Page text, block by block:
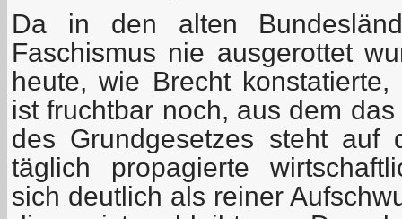
Da in den alten
Faschismus nie ausgerottet
heute, wie Brecht
ist fruchtbar noch, aus dem
des Grundgesetzes steht auf
täglich propagierte
sich deutlich als reiner